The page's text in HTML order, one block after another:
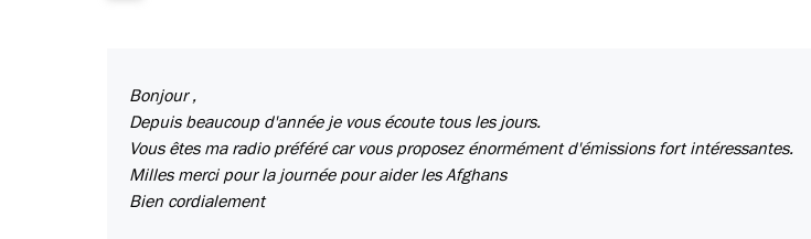
Bonjour ,
Depuis beaucoup d'année je vous écoute tous les jours.
Vous êtes ma radio préféré car vous proposez énormément d'émissions fort intéressantes.
Milles merci pour la journée pour aider les Afghans
Bien cordialement